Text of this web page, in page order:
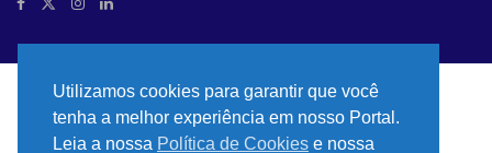
Utilizamos cookies para garantir que você
tenha a melhor experiência em nosso Portal.
Leia a nossa Política de Cookies e nossa